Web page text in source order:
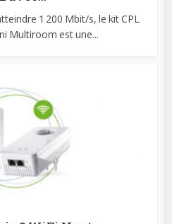
1 200 Mbit/s, le kit CPL
Multiroom est une...